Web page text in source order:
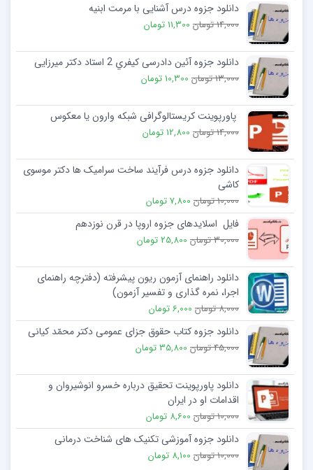
دانلود جزوه درس آشنایی با مرمت ابنیه
14,000 تومان 11,300 تومان
دانلود جزوه آئین دادرسی کیفري 2 استاد دکتر میرزایی
13,000 تومان 10,300 تومان
پاورپوینت کریستالوگرافی شبکه وارون یا معکوس
14,000 تومان 12,800 تومان
دانلود جزوه درس فرآیند ساخت سرامیک ها دکتر موسوی
کاشی
10,000 تومان 7,800 تومان
فایل اسلایدهای جزوه اروپا در قرن نوزدهم
30,000 تومان 25,800 تومان
دانلود راهنمای آزمون ریون پیشرفته (دفترچه راهنمای
اجرا، نمره گذاری و تفسیر آزمون)
8,000 تومان 6,000 تومان
دانلود جزوه کتاب حقوق جزای عمومی دکتر محمّد کیانی
45,000 تومان 35,800 تومان
دانلود پاورپوینت تحقیق درباره خسرو انوشیروان و
اقدامات او در ایران
10,000 تومان 8,600 تومان
دانلود جزوه آموزشی تکنیک های شناخت درمانی
10,000 تومان 8,100 تومان